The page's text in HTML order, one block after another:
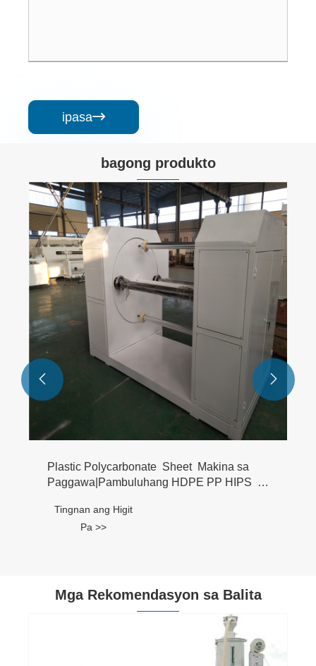
ipasa
bagong produkto
Plastic Polycarbonate Sheet Makina sa
Paggawa|Pambuluhang HDPE PP HIPS
Tingnan ang Higit
Pa >>
 
Mga Rekomendasyon sa Balita